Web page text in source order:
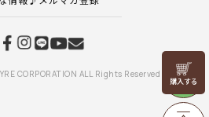
リリヤン
フェア
CORPORATION ALL Rights Reserved